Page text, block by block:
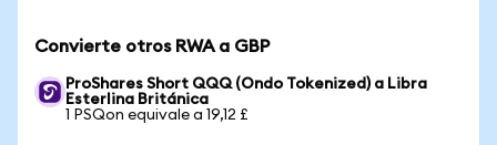
Convierte otros RWA a GBP
ProShares Short QQQ (Ondo Tokenized) a Libra
Esterlina Británica
1 PSQon equivale a 19,12 £